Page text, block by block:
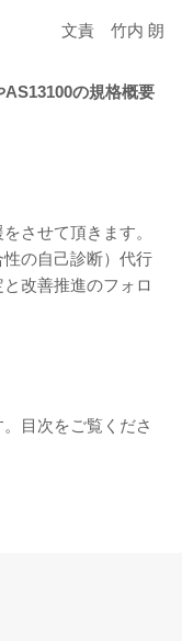
文責 竹内 朗
の規格概要
させて頂きます。
性の自己診断）代行
改善推進のフォロ
目次をご覧くださ